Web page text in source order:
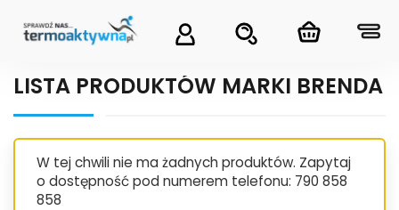
LISTA PRODUKTÓW MARKI BRENDA
W tej chwili nie ma żadnych produktów. Zapytaj
o dostępność pod numerem telefonu: 790 858
858